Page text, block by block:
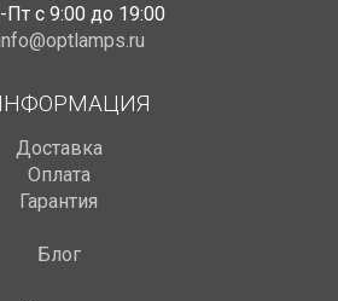
с 9:00 до 19:00
Доставка
Оплата
Гарантия
Блог